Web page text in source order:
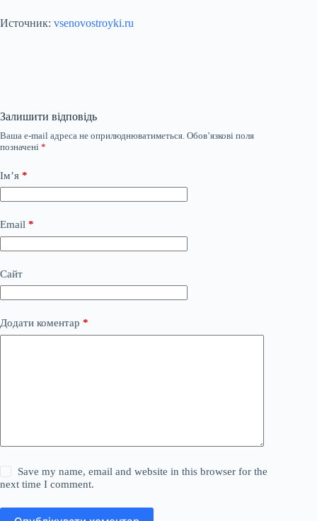
Источник: vsenovostroyki.ru
Залишити відповідь
Ваша e-mail адреса не оприлюднюватиметься. Обов’язкові поля
позначені *
Ім’я *
Email *
Сайт
Додати коментар *
Save my name, email and website in this browser for the
next time I comment.